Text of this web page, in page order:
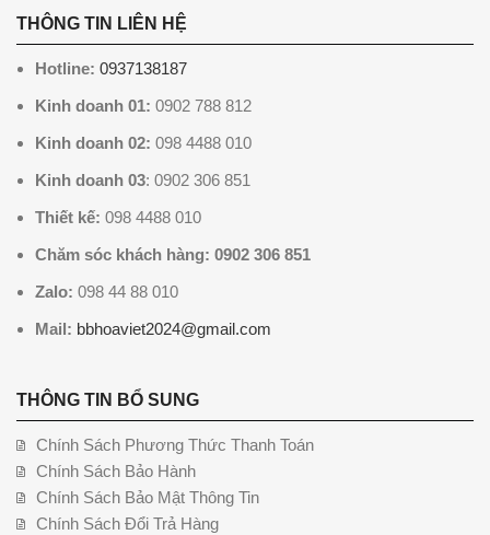
THÔNG TIN LIÊN HỆ
Hotline: 0937138187
Kinh doanh 01: 0902 788 812
Kinh doanh 02: 098 4488 010
Kinh doanh 03: 0902 306 851
Thiết kế: 098 4488 010
Chăm sóc khách hàng: 0902 306 851
Zalo: 098 44 88 010
Mail: bbhoaviet2024@gmail.com
THÔNG TIN BỔ SUNG
Chính Sách Phương Thức Thanh Toán
Chính Sách Bảo Hành
Chính Sách Bảo Mật Thông Tin
Chính Sách Đổi Trả Hàng